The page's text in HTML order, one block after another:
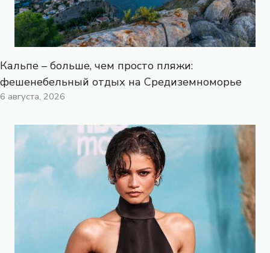
Кальпе – больше, чем просто пляжи:
фешенебельный отдых на Средиземноморье
6 августа, 2026